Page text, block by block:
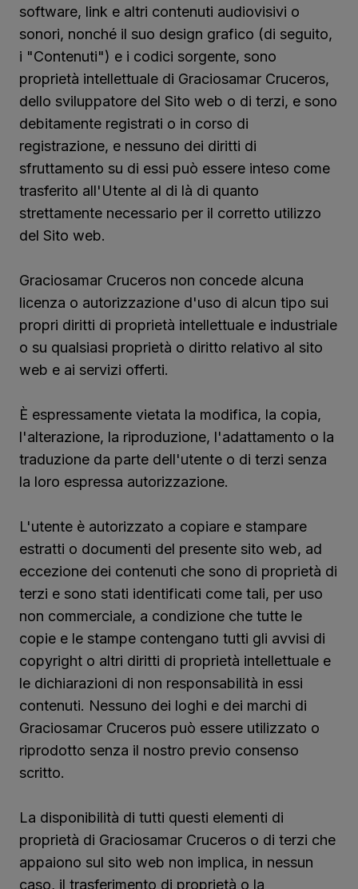
software, link e altri contenuti audiovisivi o
sonori, nonché il suo design grafico (di seguito,
i "Contenuti") e i codici sorgente, sono
proprietà intellettuale di Graciosamar Cruceros,
dello sviluppatore del Sito web o di terzi, e sono
debitamente registrati o in corso di
registrazione, e nessuno dei diritti di
sfruttamento su di essi può essere inteso come
trasferito all'Utente al di là di quanto
strettamente necessario per il corretto utilizzo
del Sito web.
Graciosamar Cruceros non concede alcuna
licenza o autorizzazione d'uso di alcun tipo sui
propri diritti di proprietà intellettuale e industriale
o su qualsiasi proprietà o diritto relativo al sito
web e ai servizi offerti.
È espressamente vietata la modifica, la copia,
l'alterazione, la riproduzione, l'adattamento o la
traduzione da parte dell'utente o di terzi senza
la loro espressa autorizzazione.
L'utente è autorizzato a copiare e stampare
estratti o documenti del presente sito web, ad
eccezione dei contenuti che sono di proprietà di
terzi e sono stati identificati come tali, per uso
non commerciale, a condizione che tutte le
copie e le stampe contengano tutti gli avvisi di
copyright o altri diritti di proprietà intellettuale e
le dichiarazioni di non responsabilità in essi
contenuti. Nessuno dei loghi e dei marchi di
Graciosamar Cruceros può essere utilizzato o
riprodotto senza il nostro previo consenso
scritto.
La disponibilità di tutti questi elementi di
proprietà di Graciosamar Cruceros o di terzi che
appaiono sul sito web non implica, in nessun
caso, il trasferimento di proprietà o la